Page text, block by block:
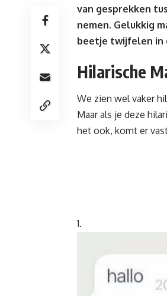
van gesprekken
nemen. Gelukkig
beetje twijfelen in
Hilarische
We zien wel vaker
Maar als je deze
het ook, komt er
1.